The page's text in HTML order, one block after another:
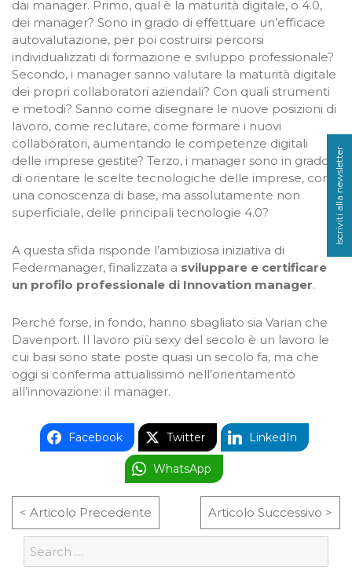
dai manager. Primo, qual è la maturità digitale, o 4.0,
dei manager? Sono in grado di effettuare un’efficace
autovalutazione, per poi costruirsi percorsi
individualizzati di formazione e sviluppo professionale?
Secondo, i manager sanno valutare la maturità digitale
dei propri collaboratori aziendali? Con quali strumenti
e metodi? Sanno come disegnare le nuove posizioni di
lavoro, come reclutare, come formare i nuovi
collaboratori, aumentando le competenze digitali
delle imprese gestite? Terzo, i manager sono in grado
di orientare le scelte tecnologiche delle imprese, con
una conoscenza di base, ma assolutamente non
superficiale, delle principali tecnologie 4.0?
A questa sfida risponde l’ambiziosa iniziativa di
Federmanager, finalizzata a sviluppare e certificare
un profilo professionale di Innovation manager.
Perché forse, in fondo, hanno sbagliato sia Varian che
Davenport. Il lavoro più sexy del secolo è un lavoro le
cui basi sono state poste quasi un secolo fa, ma che
oggi si conferma attualissimo nell’orientamento
all’innovazione: il manager.
Facebook Twitter LinkedIn
WhatsApp
< Articolo Precedente Articolo Successivo >
Iscriviti alla newsletter